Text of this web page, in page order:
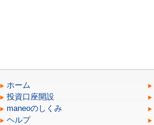
ホーム
投資口座開設
maneoのしくみ
ヘルプ